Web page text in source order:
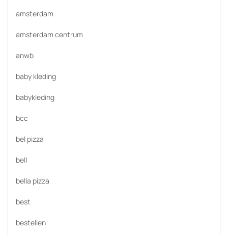
amsterdam
amsterdam centrum
anwb
baby kleding
babykleding
bcc
bel pizza
bell
bella pizza
best
bestellen